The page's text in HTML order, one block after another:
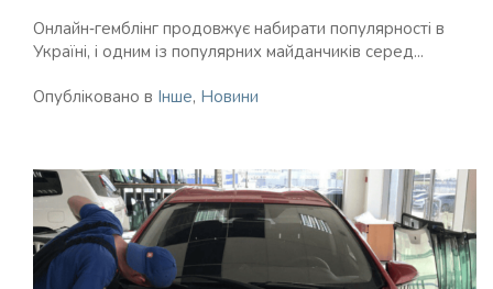
Онлайн‑гемблінг продовжує набирати популярності в
Україні, і одним із популярних майданчиків серед...
Опубліковано в Інше, Новини